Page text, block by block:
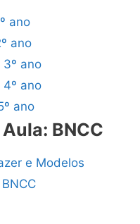
ano
ano
ano
ano
ano
BNCC
e Modelos